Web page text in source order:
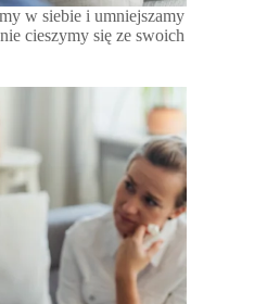
w siebie i umniejszamy
cieszymy się ze swoich